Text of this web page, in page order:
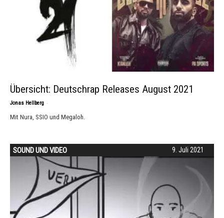
Übersicht: Deutschrap Releases August 2021
Jonas Hellberg -
Mit Nura, SSIO und Megaloh.
9. Juli 2021
SOUND UND VIDEO